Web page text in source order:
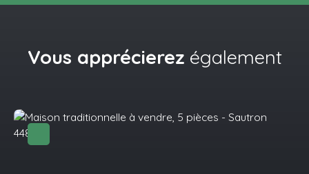
Vous apprécierez également